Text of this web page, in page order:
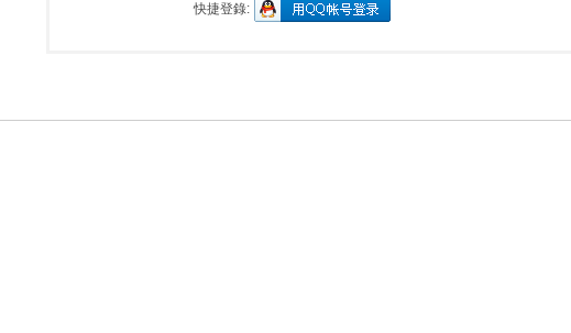
快捷登錄: